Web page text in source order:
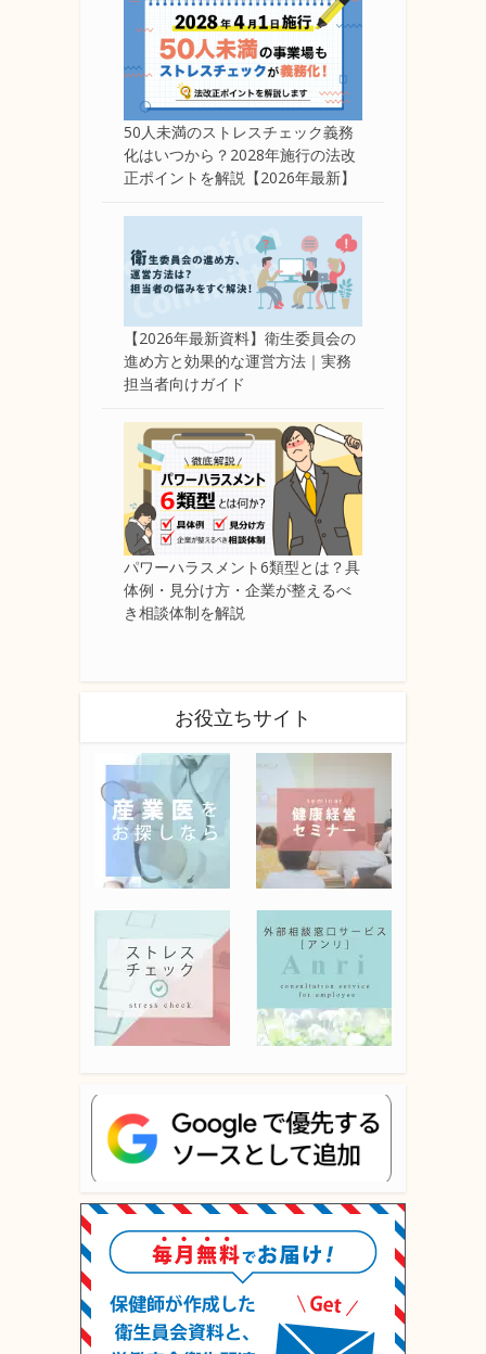
50人未満のストレスチェック義務
化はいつから？2028年施行の法改
正ポイントを解説【2026年最新】
【2026年最新資料】衛生委員会の
進め方と効果的な運営方法｜実務
担当者向けガイド
パワーハラスメント6類型とは？具
体例・見分け方・企業が整えるべ
き相談体制を解説
お役立ちサイト